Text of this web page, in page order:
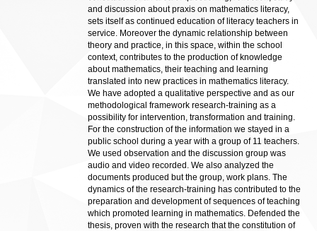
and discussion about praxis on mathematics literacy,
sets itself as continued education of literacy teachers in
service. Moreover the dynamic relationship between
theory and practice, in this space, within the school
context, contributes to the production of knowledge
about mathematics, their teaching and learning
translated into new practices in mathematics literacy.
We have adopted a qualitative perspective and as our
methodological framework research-training as a
possibility for intervention, transformation and training.
For the construction of the information we stayed in a
public school during a year with a group of 11 teachers.
We used observation and the discussion group was
audio and video recorded. We also analyzed the
documents produced but the group, work plans. The
dynamics of the research-training has contributed to the
preparation and development of sequences of teaching
which promoted learning in mathematics. Defended the
thesis, proven with the research that the constitution of